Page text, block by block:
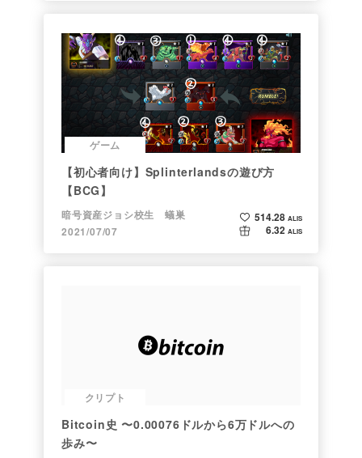
ゲーム
【初心者向け】Splinterlandsの遊び方
【BCG】
暗号資産ジョシ校生 蟻巣
2021/07/07
514.28 ALIS
6.32 ALIS
クリプト
Bitcoin史 〜0.00076ドルから6万ドルへの
歩み〜